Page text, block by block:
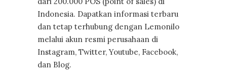
Indonesia. Dapatkan informasi terbaru
dan tetap terhubung dengan Lemonilo
melalui akun resmi perusahaan di
Instagram, Twitter, Youtube, Facebook,
dan Blog.